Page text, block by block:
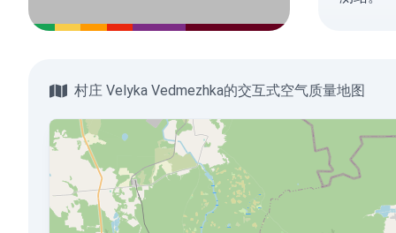
村庄 Velyka Vedmezhka的交互式空气质量地图